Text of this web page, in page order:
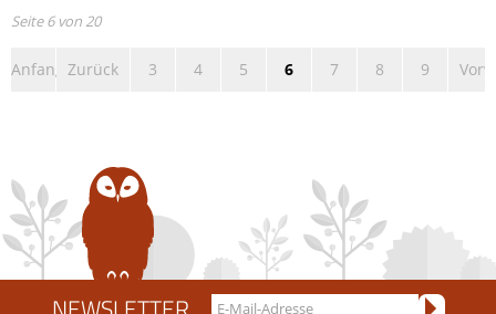
Zukunft
Seite 6 von 20
Anfang Zurück 3 4 5 6 7 8 9